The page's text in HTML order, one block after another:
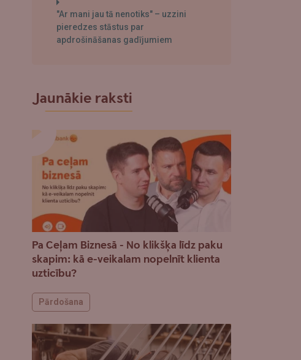
"Ar mani jau tā nenotiks" – uzzini
pieredzes stāstus par
apdrošināšanas gadījumiem
Jaunākie raksti
Pa Ceļam Biznesā - No klikšķa līdz paku
skapim: kā e-veikalam nopelnīt klienta
uzticību?
Pārdošana